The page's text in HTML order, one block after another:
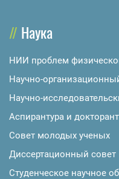
Наука
НИИ проблем
Научно-
Научно-
Аспирантура и
Совет молодых ученых
Диссертационный совет
Студенческое научное